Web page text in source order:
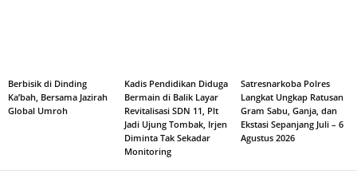
Berbisik di Dinding
Ka’bah, Bersama Jazirah
Global Umroh
Kadis Pendidikan Diduga
Bermain di Balik Layar
Revitalisasi SDN 11, Plt
Jadi Ujung Tombak, Irjen
Diminta Tak Sekadar
Monitoring
Satresnarkoba Polres
Langkat Ungkap Ratusan
Gram Sabu, Ganja, dan
Ekstasi Sepanjang Juli – 6
Agustus 2026